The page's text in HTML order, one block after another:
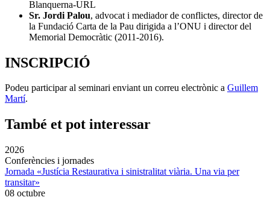
Blanquerna-URL
Sr. Jordi Palou, advocat i mediador de conflictes, director de
la Fundació Carta de la Pau dirigida a l’ONU i director del
Memorial Democràtic (2011-2016).
INSCRIPCIÓ
Podeu participar al seminari enviant un correu electrònic a Guillem
Martí.
També et pot interessar
2026
Conferències i jornades
Jornada «Justícia Restaurativa i sinistralitat viària. Una via per
transitar»
08 octubre